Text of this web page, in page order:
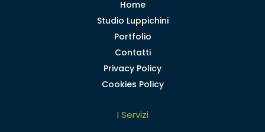
Home
Studio Luppichini
Portfolio
Contatti
Privacy Policy
Cookies Policy
I Servizi